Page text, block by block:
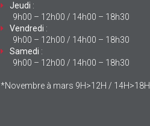
Jeudi :
9h00 – 12h00 / 14h00 – 18h30
Vendredi :
9h00 – 12h00 / 14h00 – 18h30
Samedi :
9h00 – 12h00 / 14h00 – 18h30
*Novembre à mars 9H>12H / 14H>18H